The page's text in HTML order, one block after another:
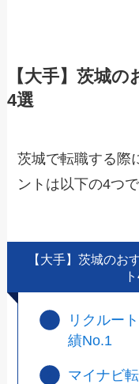
【大手】茨城
4選
茨城で転職する際
ントは以下の4つで
【大手】茨城のお
リクルー
績No.1
マイナビ